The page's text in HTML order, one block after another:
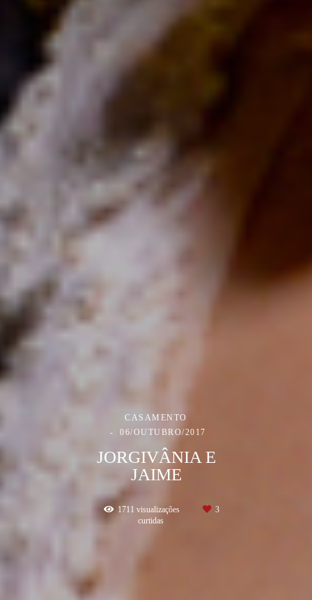
CASAMENTO
06/OUTUBRO/2017
JORGIVÂNIA E
JAIME
1711 visualizações
3
curtidas